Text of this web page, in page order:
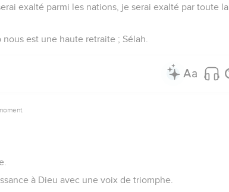
exalté parmi les nations, je serai exalté par toute la
est une haute retraite ; Sélah.
à Dieu avec une voix de triomphe.